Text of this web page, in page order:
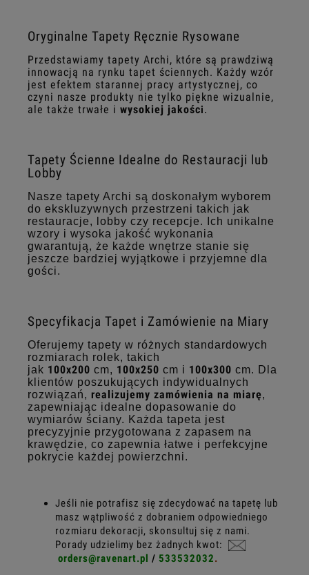
Oryginalne Tapety Ręcznie Rysowane
Przedstawiamy tapety Archi, które są prawdziwą
innowacją na rynku tapet ściennych. Każdy wzór
jest efektem starannej pracy artystycznej, co
czyni nasze produkty nie tylko piękne wizualnie,
ale także trwałe i wysokiej jakości.
Tapety Ścienne Idealne do Restauracji lub
Lobby
Nasze tapety Archi są doskonałym wyborem
do ekskluzywnych przestrzeni takich jak
restauracje, lobby czy recepcje. Ich unikalne
wzory i wysoka jakość wykonania
gwarantują, że każde wnętrze stanie się
jeszcze bardziej wyjątkowe i przyjemne dla
gości.
Specyfikacja Tapet i Zamówienie na Miary
Oferujemy tapety w różnych standardowych
rozmiarach rolek, takich
jak 100x200 cm, 100x250 cm i 100x300 cm. Dla
klientów poszukujących indywidualnych
rozwiązań, realizujemy zamówienia na miarę,
zapewniając idealne dopasowanie do
wymiarów ściany. Każda tapeta jest
precyzyjnie przygotowana z zapasem na
krawędzie, co zapewnia łatwe i perfekcyjne
pokrycie każdej powierzchni.
Jeśli nie potrafisz się zdecydować na tapetę lub
masz wątpliwość z dobraniem odpowiedniego
rozmiaru dekoracji, skonsultuj się z nami.
Porady udzielimy bez żadnych kwot:
orders@ravenart.pl / 533532032.